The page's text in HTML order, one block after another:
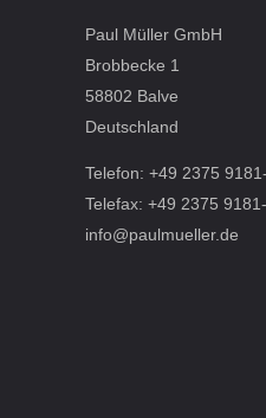
Paul Müller GmbH
Brobbecke 1
58802 Balve
Deutschland
Telefon: +49 2375
Telefax: +49 2375
info@paulmueller.de